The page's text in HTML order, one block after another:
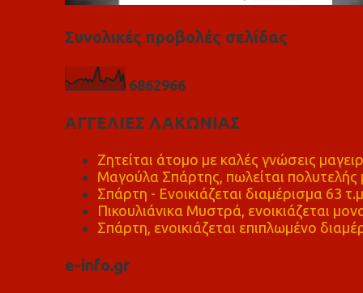
Συνολικές προβολές σελίδας
6862966
ΑΓΓΕΛΙΕΣ ΛΑΚΩΝΙΑΣ
Ζητείται άτομο με καλές γνώσεις
Μαγούλα Σπάρτης, πωλείται πολυτελής
Σπάρτη - Ενοικιάζεται διαμέρισμα 63 τ.μ
Πικουλιάνικα Μυστρά, ενοικιάζεται
Σπάρτη, ενοικιάζεται επιπλωμένο
e-info.gr